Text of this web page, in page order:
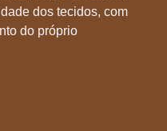
dos tecidos, com
do próprio